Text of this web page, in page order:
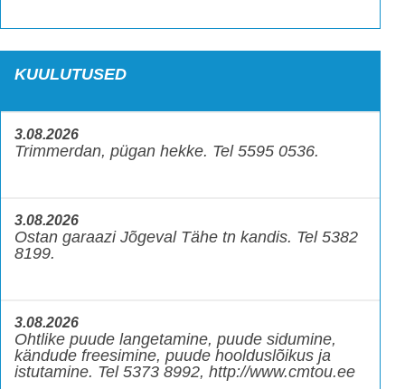
KUULUTUSED
3.08.2026
Trimmerdan, pügan hekke. Tel 5595 0536.
3.08.2026
Ostan garaazi Jõgeval Tähe tn kandis. Tel 5382
8199.
3.08.2026
Ohtlike puude langetamine, puude sidumine,
kändude freesimine, puude hoolduslõikus ja
istutamine. Tel 5373 8992, http://www.cmtou.ee